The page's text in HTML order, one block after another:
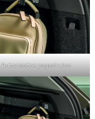
Automaatne pagasiruloo